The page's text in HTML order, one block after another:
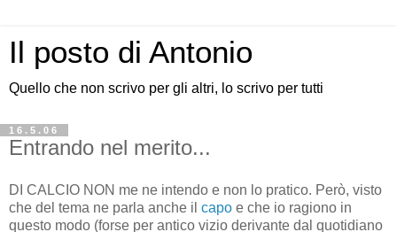
Il posto di Antonio
Quello che non scrivo per gli altri, lo scrivo per tutti
16.5.06
Entrando nel merito...
DI CALCIO NON me ne intendo e non lo pratico. Però, visto
che del tema ne parla anche il capo e che io ragiono in
questo modo (forse per antico vizio derivante dal quotidiano